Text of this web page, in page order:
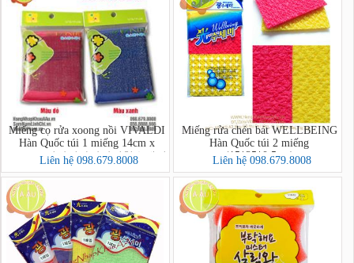
Miếng cọ rửa xoong nồi VIVALDI
Hàn Quốc túi 1 miếng 14cm x
9.5cm - 비발디사각강력철수세미
1p
Liên hệ 098.679.8008
Miếng rửa chén bát WELLBEING
Hàn Quốc túi 2 miếng
(15*25*0.5cm)
Liên hệ 098.679.8008